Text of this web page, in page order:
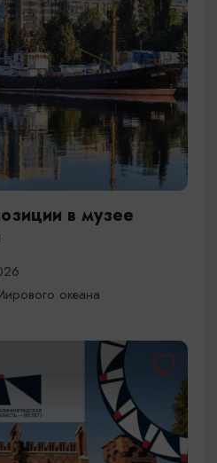
в музее
океана